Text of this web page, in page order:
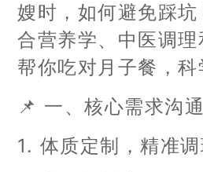
嫂时，如何避免踩
合营养学、中医调理
帮你吃对月子餐，科
📌 一、核心需求沟通
1. 体质定制，精准调